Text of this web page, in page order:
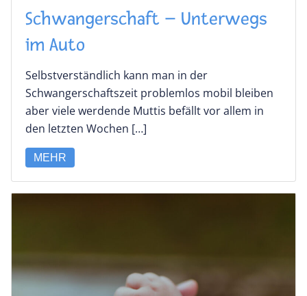
Schwangerschaft – Unterwegs
im Auto
Selbstverständlich kann man in der
Schwangerschaftszeit problemlos mobil bleiben
aber viele werdende Muttis befällt vor allem in
den letzten Wochen […]
MEHR